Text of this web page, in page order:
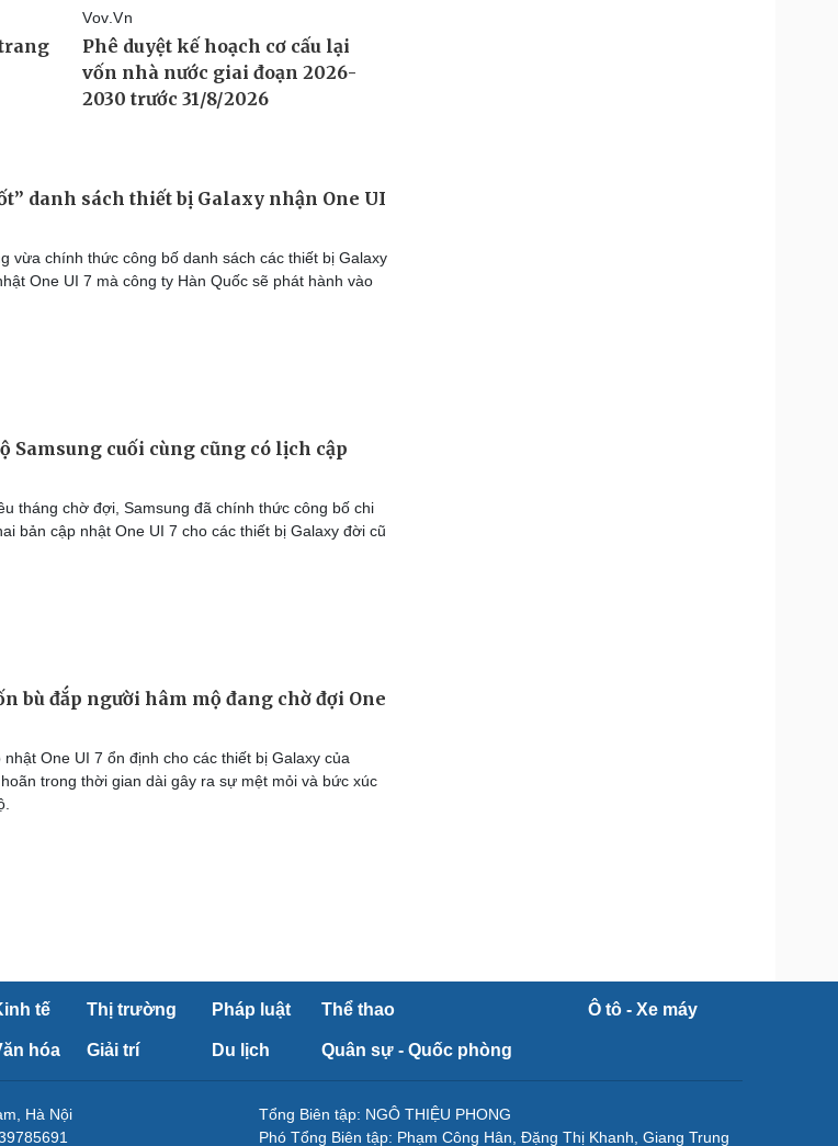
danh sách thiết bị Galaxy nhận One UI
vừa chính thức công bố danh sách các thiết bị Galaxy
One UI 7 mà công ty Hàn Quốc sẽ phát hành vào
Samsung cuối cùng cũng có lịch cập
tháng chờ đợi, Samsung đã chính thức công bố chi
bản cập nhật One UI 7 cho các thiết bị Galaxy đời cũ
bù đắp người hâm mộ đang chờ đợi One
nhật One UI 7 ổn định cho các thiết bị Galaxy của
trong thời gian dài gây ra sự mệt mỏi và bức xúc
tế Thị trường Pháp luật Thể thao Ô tô - Xe máy
hóa Giải trí Du lịch Quân sự - Quốc phòng
Hà Nội
Tổng Biên tập: NGÔ THIỆU PHONG
Phó Tổng Biên tập: Phạm Công Hân, Đặng Thị Khanh, Giang Trung